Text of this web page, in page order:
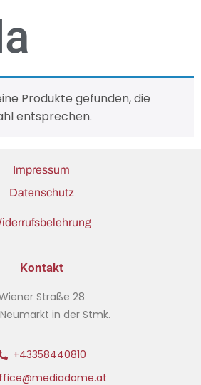
Produkte gefunden, die
entsprechen.
Impressum
Datenschutz
Kontakt
Straße 28
in der Stmk.
+43358440810